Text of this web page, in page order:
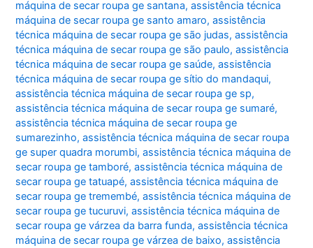
máquina de secar roupa ge santana,assistência técnica
máquina de secar roupa ge santo amaro,assistência
técnica máquina de secar roupa ge são judas,assistência
técnica máquina de secar roupa ge são paulo,assistência
técnica máquina de secar roupa ge saúde,assistência
técnica máquina de secar roupa ge sítio do mandaqui,
assistência técnica máquina de secar roupa ge sp,
assistência técnica máquina de secar roupa ge sumaré,
assistência técnica máquina de secar roupa ge
sumarezinho,assistência técnica máquina de secar roupa
ge super quadra morumbi,assistência técnica máquina de
secar roupa ge tamboré,assistência técnica máquina de
secar roupa ge tatuapé,assistência técnica máquina de
secar roupa ge tremembé,assistência técnica máquina de
secar roupa ge tucuruvi,assistência técnica máquina de
secar roupa ge várzea da barra funda,assistência técnica
máquina de secar roupa ge várzea de baixo,assistência